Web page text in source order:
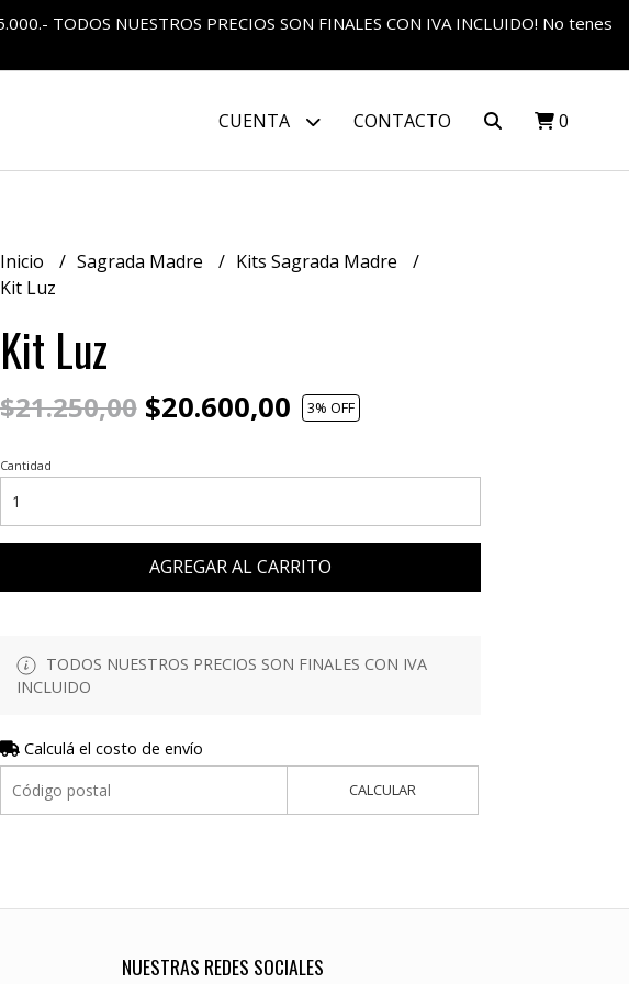
TODOS NUESTROS PRECIOS SON FINALES CON IVA INCLUIDO! No tenes
CUENTA CONTACTO 0
Inicio Sagrada Madre
Kits Sagrada Madre
Kit Luz
Kit Luz
$21.250,00$20.600,00 3% OFF
Cantidad
AGREGAR AL CARRITO
TODOS NUESTROS PRECIOS SON FINALES CON IVA
INCLUIDO
Calculá el costo de envío
CALCULAR
NUESTRAS REDES SOCIALES